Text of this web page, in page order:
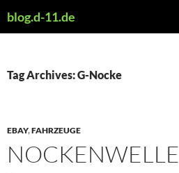
toblog.d-11.de
Tag Archives: G-Nocke
EBAY,FAHRZEUGE
NOCKENWELLE